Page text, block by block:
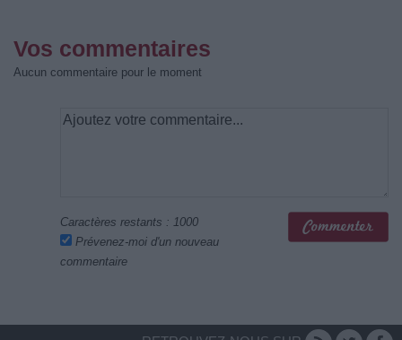
Vos commentaires
Aucun commentaire pour le moment
Caractères restants : 1000
Prévenez-moi d'un nouveau
commentaire